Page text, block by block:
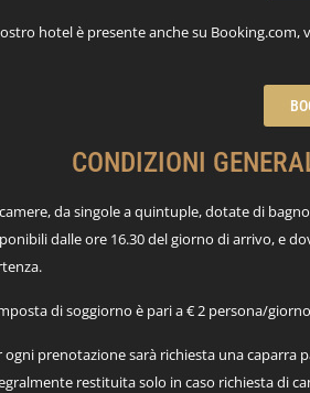
hotel è presente anche su Booking.com,
CONDIZIONI
da singole a quintuple, dotate di
dalle ore 16.30 del giorno di arrivo, e
di soggiorno è pari a € 2 persona/
ogni prenotazione sarà richiesta una caparra
restituita solo in caso richiesta di